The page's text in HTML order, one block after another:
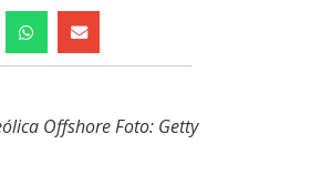
Offshore Foto: Getty